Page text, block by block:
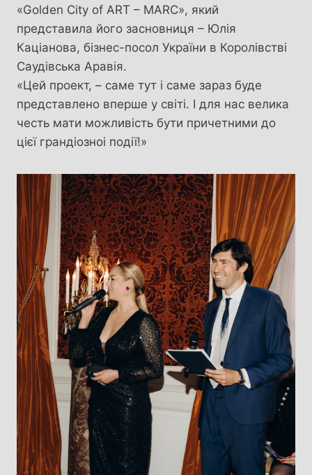
«Golden City of ART – MARC», який
представила його засновниця – Юлія
Каціанова, бізнес-посол України в Королівстві
Саудівська Аравія.
«Цей проект, – саме тут і саме зараз буде
представлено вперше у світі. І для нас велика
честь мати можливість бути причетними до
цієї грандіозноі події!»